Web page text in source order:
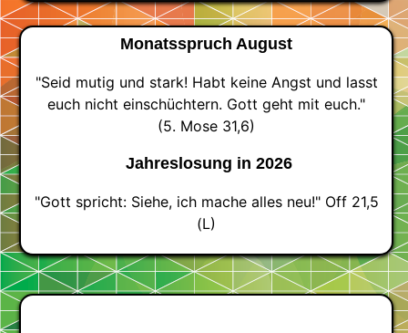
Monatsspruch August
"Seid mutig und stark! Habt keine Angst und lasst
euch nicht einschüchtern. Gott geht mit euch."
(5. Mose 31,6)
Jahreslosung in 2026
"Gott spricht: Siehe, ich mache alles neu!" Off 21,5
(L)